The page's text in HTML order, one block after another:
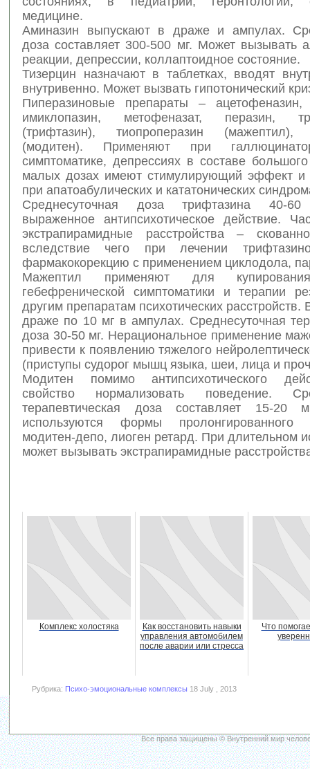
медицине.
Аминазин выпускают в драже и ампулах.
доза составляет 300-500 мг. Может вызывать
реакции, депрессии, коллаптоидное состояние.
Тизерцин назначают в таблетках, вводят
внутривенно. Может вызвать гипотонический
Пиперазиновые препараты – ацетофеназин,
имиклопазин, метофеназат, перазин,
(трифтазин), тиопроперазин (мажептил),
(модитен). Применяют при
симптоматике, депрессиях в составе
малых дозах имеют стимулирующий эффект и
при апатоабулических и кататонических
Среднесуточная доза трифтазина 40-
выраженное антипсихотическое действие.
экстрапирамидные расстройства –
вследствие чего при лечении
фармакокорекцию с применением циклодола,
Мажептил применяют для
гебефренической симптоматики и терапии
другим препаратам психотических расстройств.
драже по 10 мг в ампулах. Среднесуточная
доза 30-50 мг. Нерациональное применение
привести к появлению тяжелого
(приступы судорог мышц языка, шеи, лица и
Модитен помимо антипсихотического
свойство нормализовать поведение.
терапевтическая доза составляет 15-
используются формы
модитен-депо, лиоген ретард. При длительном
может вызывать экстрапирамидные
Комплекс холостяка
Как восстановить навыки
управления автомобилем
после аварии или стресса
Что
Рубрика: Психо-эмоциональные комплексы 18 July , 2013
Все права защищены © Внутренний мир